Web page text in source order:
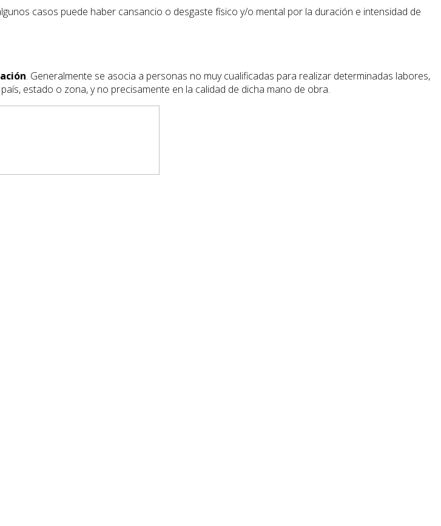
casos puede haber cansancio o desgaste físico y/o mental por la duración e intensidad de
. Generalmente se asocia a personas no muy cualificadas para realizar determinadas labores,
estado o zona, y no precisamente en la calidad de dicha mano de obra.